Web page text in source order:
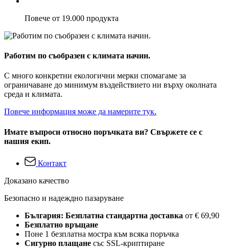
Повече от 19.000 продукта
Работим по съобразен с климата начин.
С много конкретни екологични мерки спомагаме за
ограничаване до минимум въздействието ни върху околната
среда и климата.
Повече информация може да намерите тук.
Имате въпроси относно поръчката ви? Свържете се с
нашия екип.
Контакт
Доказано качество
Безопасно и надеждно пазаруване
България: Безплатна стандартна доставка от € 69,90
Безплатно връщане
Поне 1 безплатна мостра към всяка поръчка
Сигурно плащане със SSL-криптиране